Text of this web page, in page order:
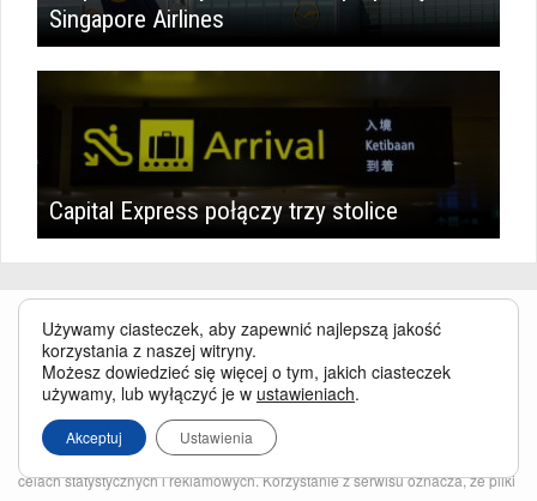
Singapore Airlines
Capital Express połączy trzy stolice
Serwis BusinessTraveller.pl wykorzystuje pliki cookies
technologie o analogicznym charakterze, przede wszystkim w celu
zapewnienia Państwu najlepszej jakości oferowanych usług, a ponadto w
celach statystycznych i reklamowych. Korzystanie z serwisu oznacza, że pliki
Używamy ciasteczek, aby zapewnić najlepszą jakość
korzystania z naszej witryny.
Możesz dowiedzieć się więcej o tym, jakich ciasteczek
używamy, lub wyłączyć je w ustawieniach.
Akceptuj Ustawienia